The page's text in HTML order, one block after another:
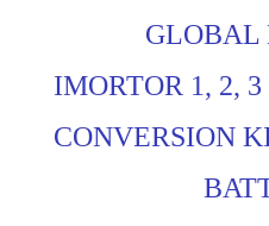
GLOBAL
IMORTOR 1, 2,
CONVERSION